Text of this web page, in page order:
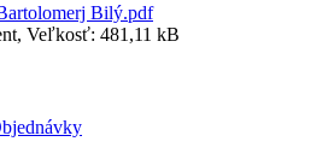
Bilý.pdf
Veľkosť: 481,11 kB